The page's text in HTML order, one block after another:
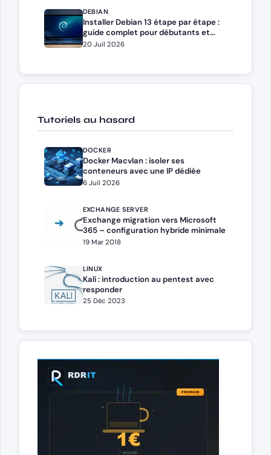
DEBIAN
Installer Debian 13 étape par étape :
guide complet pour débutants et
administrateurs
20 Juil 2026
Tutoriels au hasard
DOCKER
Docker Macvlan : isoler ses
conteneurs avec une IP dédiée
6 Juil 2026
EXCHANGE SERVER
Exchange migration vers Microsoft
365 – configuration hybride minimale
19 Mar 2018
LINUX
Kali : introduction au pentest avec
responder
25 Déc 2023